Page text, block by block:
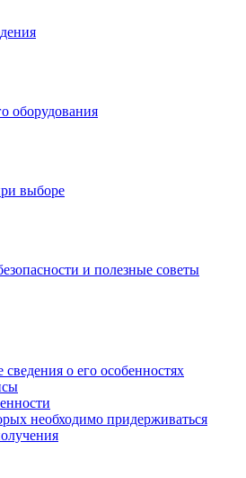
оборудования
выборе
и полезные советы
о его особенностях
необходимо придерживаться